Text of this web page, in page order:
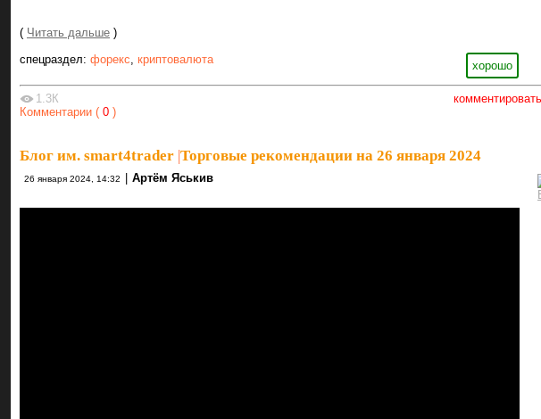
( Читать дальше )
хорошо
спецраздел: форекс криптовалюта
комментировать
1.3К
Комментарии ( 0 )
Блог им. smart4trader Торговые рекомендации на 26 января 2024
26 января 2024, 14:32 Артём Яськив